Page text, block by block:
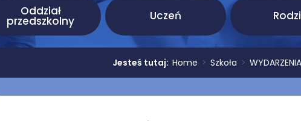
Oddział
przedszkolny Uczeń
Jesteś tutaj: Home > Szkoła >